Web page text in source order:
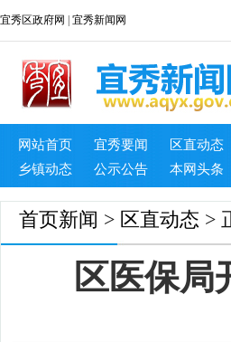
宜秀区政府网 宜秀新闻网
网站首页 宜秀要闻
区直动态
乡镇动态
公示公告 本网头条
首页新闻 > 区直动态 >
区医保局